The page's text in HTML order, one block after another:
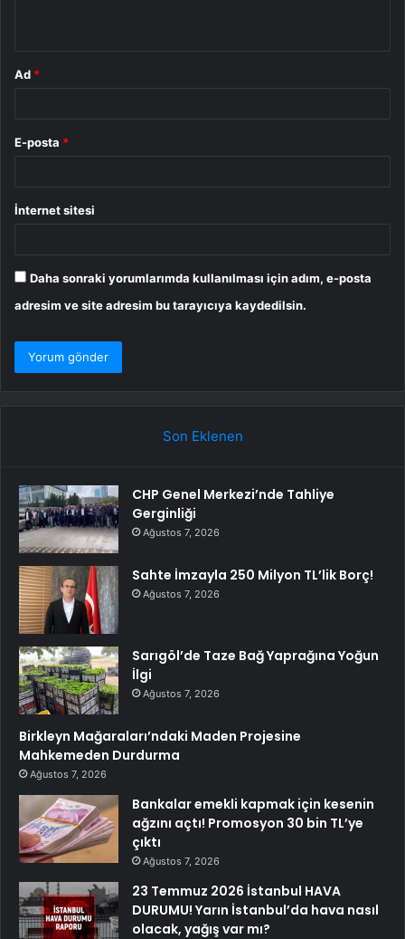
Ad *
E-posta *
İnternet sitesi
Daha sonraki yorumlarımda kullanılması için adım, e-posta
adresim ve site adresim bu tarayıcıya kaydedilsin.
Son Eklenen
CHP Genel Merkezi’nde Tahliye
Gerginliği
Ağustos 7, 2026
Sahte İmzayla 250 Milyon TL’lik Borç!
Ağustos 7, 2026
Sarıgöl’de Taze Bağ Yaprağına Yoğun
İlgi
Ağustos 7, 2026
Birkleyn Mağaraları’ndaki Maden Projesine
Mahkemeden Durdurma
Ağustos 7, 2026
Bankalar emekli kapmak için kesenin
ağzını açtı! Promosyon 30 bin TL’ye
çıktı
Ağustos 7, 2026
23 Temmuz 2026 İstanbul HAVA
DURUMU! Yarın İstanbul’da hava nasıl
olacak, yağış var mı?